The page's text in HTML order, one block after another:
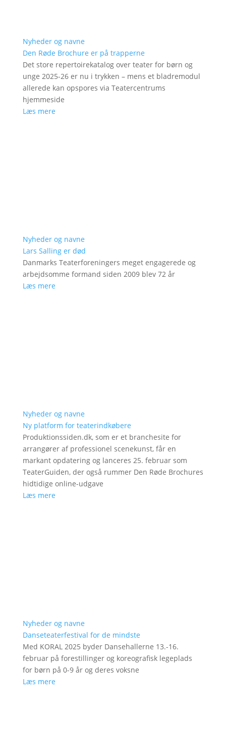
Nyheder og navne
Den Røde Brochure er på trapperne
Det store repertoirekatalog over teater for børn og
unge 2025-26 er nu i trykken – mens et bladremodul
allerede kan opspores via Teatercentrums
hjemmeside
Læs mere
Nyheder og navne
Lars Salling er død
Danmarks Teaterforeningers meget engagerede og
arbejdsomme formand siden 2009 blev 72 år
Læs mere
Nyheder og navne
Ny platform for teaterindkøbere
Produktionssiden.dk, som er et branchesite for
arrangører af professionel scenekunst, får en
markant opdatering og lanceres 25. februar som
TeaterGuiden, der også rummer Den Røde Brochures
hidtidige online-udgave
Læs mere
Nyheder og navne
Danseteaterfestival for de mindste
Med KORAL 2025 byder Dansehallerne 13.-16.
februar på forestillinger og koreografisk legeplads
for børn på 0-9 år og deres voksne
Læs mere